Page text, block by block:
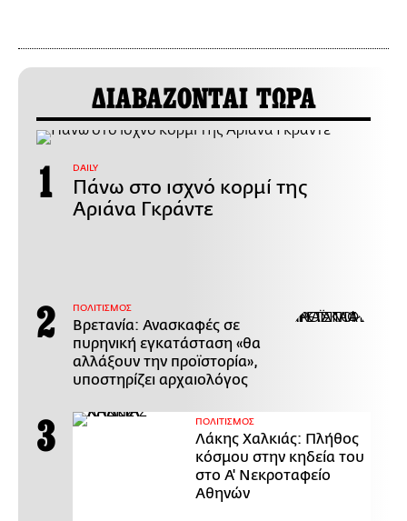
ΔΙΑΒΑΖΟΝΤΑΙ ΤΩΡΑ
DAILY
Πάνω στο ισχνό κορμί της
Αριάνα Γκράντε
ΠΟΛΙΤΙΣΜΟΣ
Βρετανία: Ανασκαφές σε
πυρηνική εγκατάσταση «θα
αλλάξουν την προϊστορία»,
υποστηρίζει αρχαιολόγος
ΠΟΛΙΤΙΣΜΟΣ
Λάκης Χαλκιάς: Πλήθος
κόσμου στην κηδεία του
στο Α' Νεκροταφείο
Αθηνών